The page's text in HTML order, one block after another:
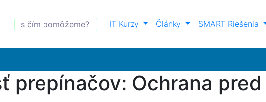
IT Kurzy Články SMART Riešenia
prepínačov: Ochrana